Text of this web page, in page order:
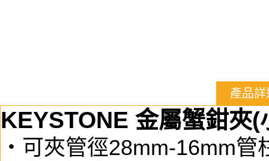
產品詳
KEYSTONE 金屬蟹鉗夾(
・可夾管徑28mm-16mm管